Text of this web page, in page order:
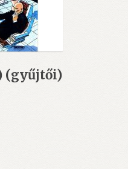
(gyűjtői)